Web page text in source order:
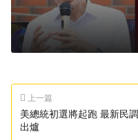
上一篇
美總統初選將起跑 最新民調
出爐